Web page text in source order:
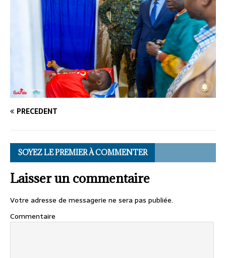
PRÉCÉDENT
SOYEZ LE PREMIER À COMMENTER
Laisser un commentaire
Votre adresse de messagerie ne sera pas publiée.
Commentaire